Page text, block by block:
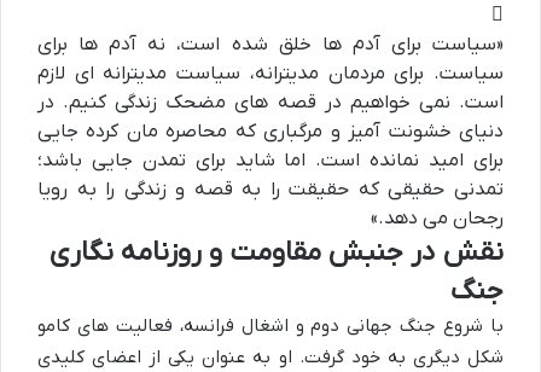
«سیاست برای آدم ها خلق شده است، نه آدم ها برای
سیاست. برای مردمان مدیترانه، سیاست مدیترانه ای لازم
است. نمی خواهیم در قصه های مضحک زندگی کنیم. در
دنیای خشونت آمیز و مرگباری که محاصره مان کرده جایی
برای امید نمانده است. اما شاید برای تمدن جایی باشد؛
تمدنی حقیقی که حقیقت را به قصه و زندگی را به رویا
رجحان می دهد.»
نقش در جنبش مقاومت و روزنامه نگاری
جنگ
با شروع جنگ جهانی دوم و اشغال فرانسه، فعالیت های کامو
شکل دیگری به خود گرفت. او به عنوان یکی از اعضای کلیدی